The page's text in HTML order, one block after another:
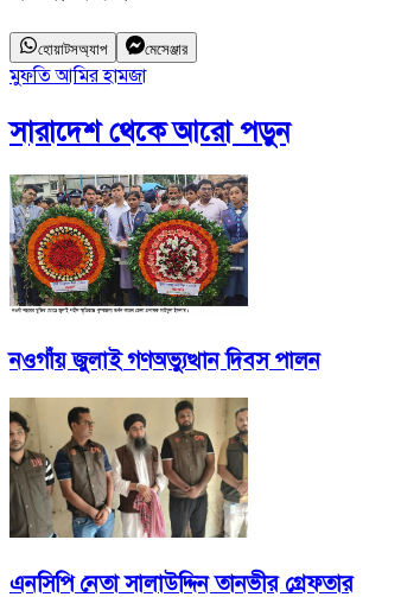
হোয়াটসঅ্যাপ মেসেঞ্জার
মুফতি আমির হামজা
সারাদেশথেকে আরো পড়ুন
নওগাঁয় জুলাই গণঅভ্যুত্থান দিবস পালন
এনসিপি নেতা সালাউদ্দিন তানভীর গ্রেফতার